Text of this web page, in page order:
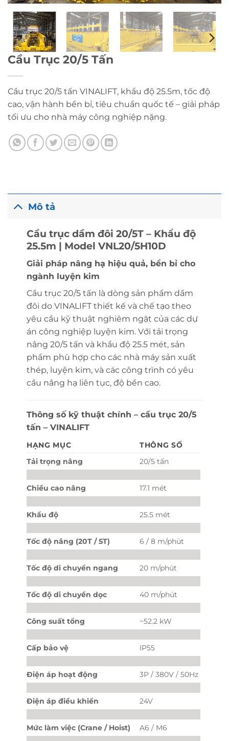
Cầu Trục 20/5 Tấn
Cầu trục 20/5 tấn VINALIFT, khẩu độ 25.5m, tốc độ
cao, vận hành bền bỉ, tiêu chuẩn quốc tế – giải pháp
tối ưu cho nhà máy công nghiệp nặng.
Mô tả
Cầu trục dầm đôi 20/5T – Khẩu độ
25.5m | Model VNL20/5H10D
Giải pháp nâng hạ hiệu quả, bền bỉ cho
ngành luyện kim
Cầu trục 20/5 tấn là dòng sản phẩm dầm
đôi do VINALIFT thiết kế và chế tạo theo
yêu cầu kỹ thuật nghiêm ngặt của các dự
án công nghiệp luyện kim. Với tải trọng
nâng 20/5 tấn và khẩu độ 25.5 mét, sản
phẩm phù hợp cho các nhà máy sản xuất
thép, luyện kim, và các công trình có yêu
cầu nâng hạ liên tục, độ bền cao.
Thông số kỹ thuật chính – cẩu trục 20/5
tấn – VINALIFT
HẠNG MỤC
THÔNG SỐ
Tải trọng nâng
20/5 tấn
Chiều cao nâng 17.1 mét
Khẩu độ 25.5 mét
Tốc độ nâng (20T / 5T) 6 / 8 m/phút
Tốc độ di chuyển ngang 20 m/phút
Tốc độ di chuyển dọc 40 m/phút
Công suất tổng ~52.2 kW
Cấp bảo vệ IP55
Điện áp hoạt động 3P / 380V / 50Hz
Điện áp điều khiển 24V
Mức làm việc (Crane / Hoist) A6 / M6